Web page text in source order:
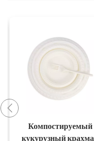
6", 7", 8", 9", 10"
круглые